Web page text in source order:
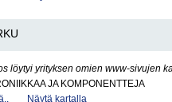
löytyi yrityksen omien www-sivujen
JA KOMPONENTTEJA
Näytä kartalla